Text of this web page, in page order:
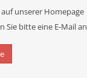
unserer Homepage
Sie bitte eine E-Mail an